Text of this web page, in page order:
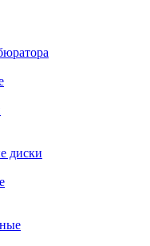
диски